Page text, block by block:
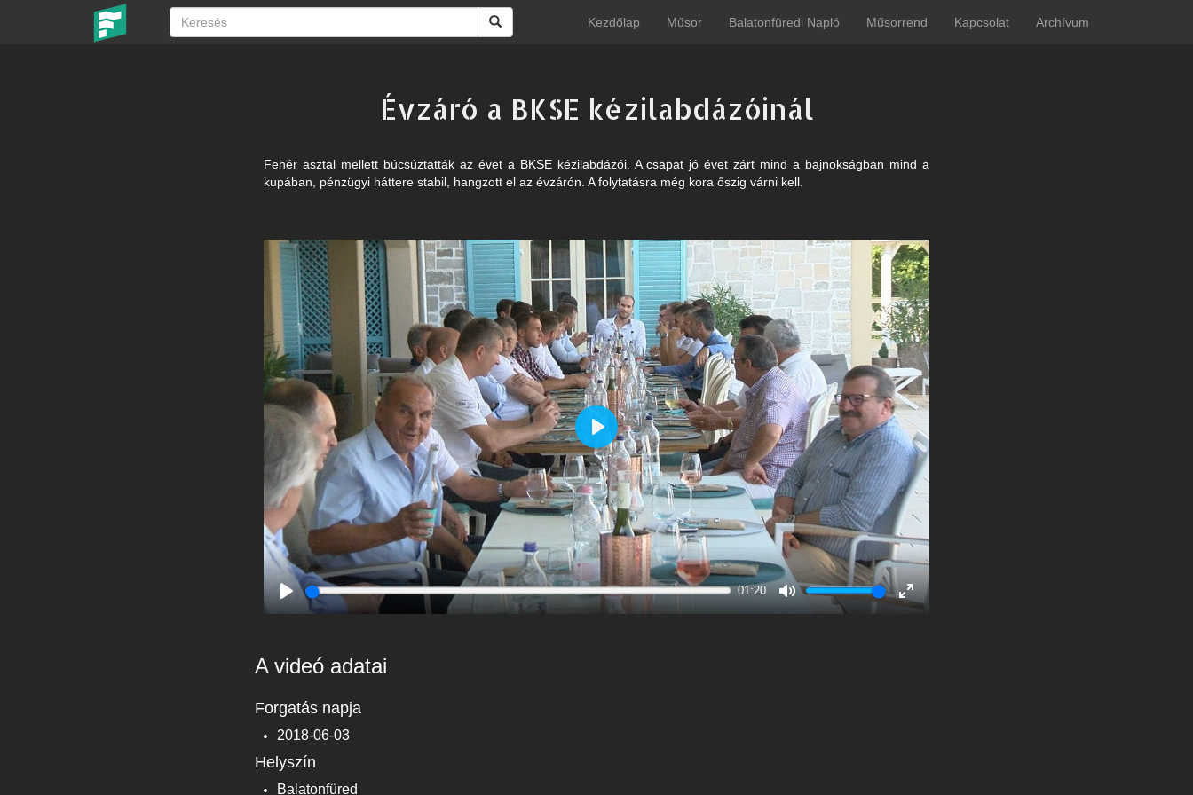
Kezdőlap Műsor Balatonfüredi Napló Műsorrend Kapcsolat Archívum
Évzáró a BKSE kézilabdázóinál
Fehér asztal mellett búcsúztatták az évet a BKSE kézilabdázói. A csapat jó évet zárt mind a bajnokságban mind a
kupában, pénzügyi háttere stabil, hangzott el az évzárón. A folytatásra még kora őszig várni kell.
Play
01:20
Play
A videó adatai
Forgatás napja
2018-06-03
Helyszín
Balatonfüred